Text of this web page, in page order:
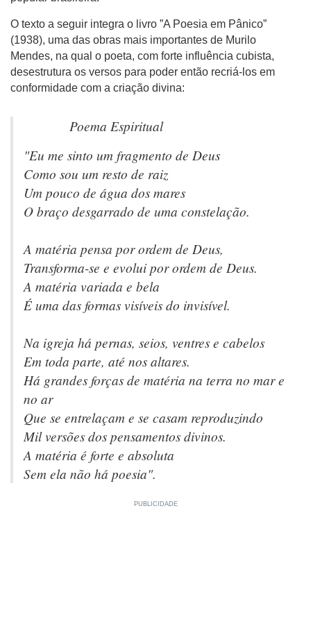
O texto a seguir integra o livro ”A Poesia em Pânico”
(1938), uma das obras mais importantes de Murilo
Mendes, na qual o poeta, com forte influência cubista,
desestrutura os versos para poder então recriá-los em
conformidade com a criação divina:
Poema Espiritual
"Eu me sinto um fragmento de Deus
Como sou um resto de raiz
Um pouco de água dos mares
O braço desgarrado de uma constelação.
A matéria pensa por ordem de Deus,
Transforma-se e evolui por ordem de Deus.
A matéria variada e bela
É uma das formas visíveis do invisível.
Na igreja há pernas, seios, ventres e cabelos
Em toda parte, até nos altares.
Há grandes forças de matéria na terra no mar e
no ar
Que se entrelaçam e se casam reproduzindo
Mil versões dos pensamentos divinos.
A matéria é forte e absoluta
Sem ela não há poesia".